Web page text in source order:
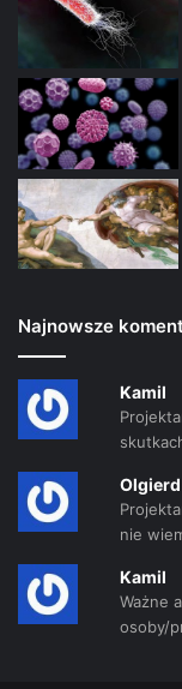
Najnowsze
Kamil
Olgierd
nie
Kamil
Ważne
osoby/